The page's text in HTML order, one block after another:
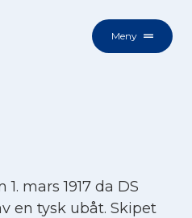
Meny
mars 1917 da DS
en tysk ubåt. Skipet